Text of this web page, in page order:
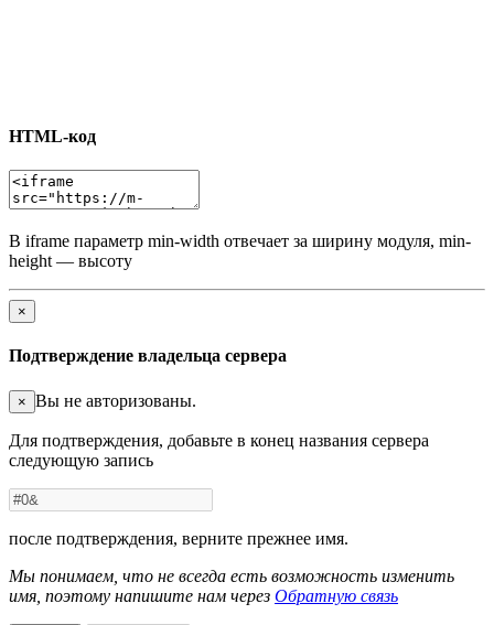
HTML-код
В iframe параметр min-width отвечает за ширину модуля, min-
height — высоту
×
Подтверждение владельца сервера
× Вы не авторизованы.
Для подтверждения, добавьте в конец названия сервера
следующую запись
после подтверждения, верните прежнее имя.
Мы понимаем, что не всегда есть возможность изменить
имя, поэтому напишите нам через Обратную связь